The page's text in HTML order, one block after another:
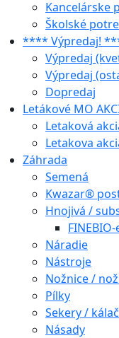
Kancelárske
Školské
**** Výpredaj!
Výpredaj
Výpredaj
Dopredaj
Letákové MO
Letaková
Letakova
Záhrada
Semená
Kwazar®
Hnojivá /
Náradie
Nástroje
Nožnice /
Pílky
Sekery /
Násady